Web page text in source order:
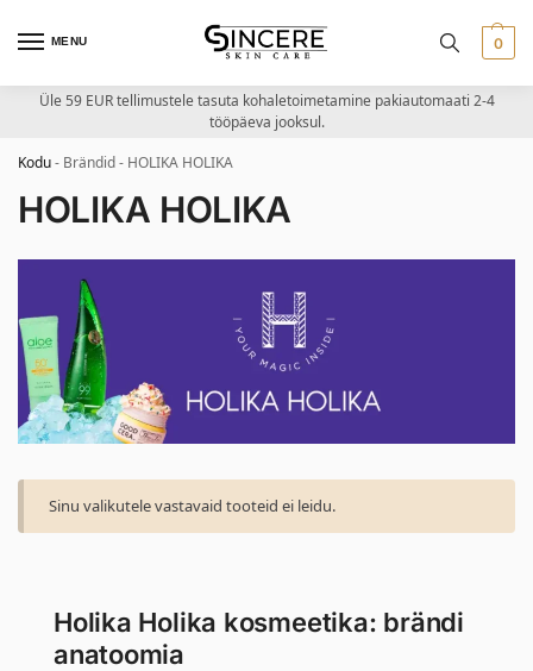
MENU 0
Üle 59 EUR tellimustele tasuta kohaletoimetamine pakiautomaati 2-4
tööpäeva jooksul.
Kodu- Brändid- HOLIKA HOLIKA
HOLIKA HOLIKA
Sinu valikutele vastavaid tooteid ei leidu.
Holika Holika kosmeetika: brändi
anatoomia